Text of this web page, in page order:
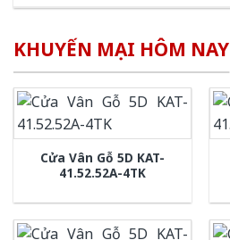
KHUYẾN MẠI HÔM NAY
Cửa Vân Gỗ 5D KAT-
41.52.52A-4TK